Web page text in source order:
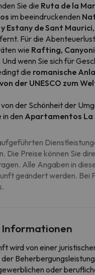
Sie die Ruta de la
im beeindruckenden
Estany de Sant Maurici
Für die
wie Rafting,
Und wenn Sie sich für
die romanische
von der UNESCO zum
von der Schönheit der
in den Apartamentos La
Die Preise können Sie
Alle Angaben in
geändert werden. Bei
Informationen
wird von einer
oder